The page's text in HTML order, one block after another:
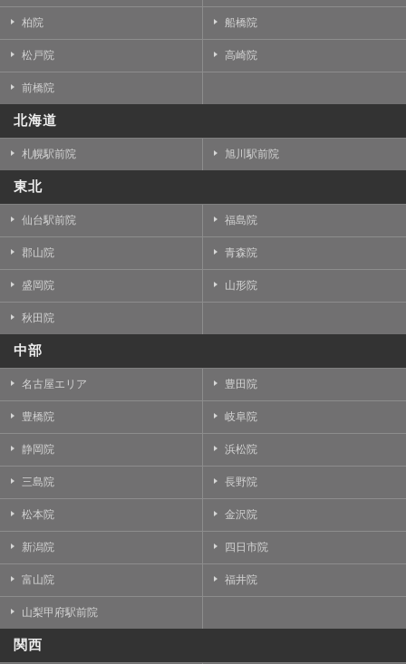
柏院 船橋院
松戸院 高崎院
前橋院
北海道
札幌駅前院 旭川駅前院
東北
仙台駅前院 福島院
郡山院 青森院
盛岡院 山形院
秋田院
中部
名古屋エリア 豊田院
豊橋院 岐阜院
静岡院 浜松院
三島院 長野院
松本院 金沢院
新潟院 四日市院
富山院 福井院
山梨甲府駅前院
関西